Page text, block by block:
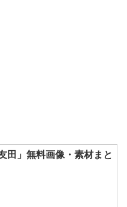
田」無料画像・素材まと